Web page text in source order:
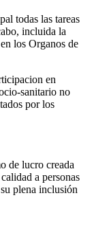
todas las tareas
incluida la
los Organos de
en
sanitario no
por los
de lucro creada
a personas
plena inclusión